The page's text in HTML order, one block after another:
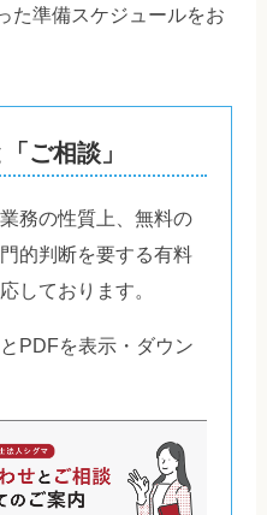
た準備スケジュールをお
ご相談」
務の性質上、無料の
的判断を要する有料
しております。
PDFを表示・ダウン